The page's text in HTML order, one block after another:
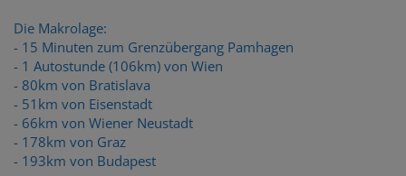
Die Makrolage:
- 15 Minuten zum Grenzübergang Pamhagen
- 1 Autostunde (106km) von Wien
- 80km von Bratislava
- 51km von Eisenstadt
- 66km von Wiener Neustadt
- 178km von Graz
- 193km von Budapest